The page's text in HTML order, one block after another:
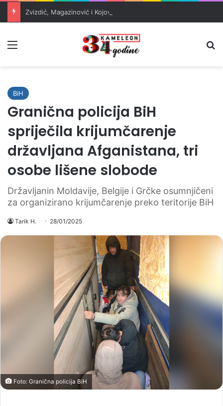
BiH
Granična policija BiH
spriječila krijumčarenje
državljana Afganistana, tri
osobe lišene slobode
Državljanin Moldavije, Belgije i Grčke osumnjičeni
za organizirano krijumčarenje preko teritorije BiH
Tarik H. 28/01/2025
Foto: Granična policija BiH